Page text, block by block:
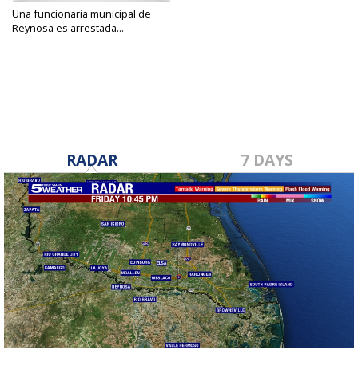
Una funcionaria municipal de
Reynosa es arrestada...
RADAR 7 DAYS